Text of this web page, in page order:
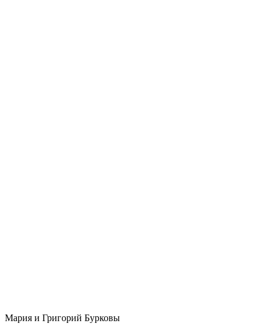
Мария и Григорий Бурковы